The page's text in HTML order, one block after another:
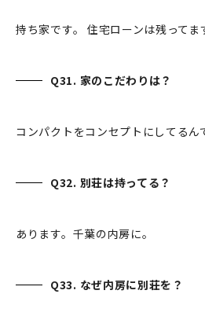
持ち家です。 住宅ローンは残ってま
Q31. 家のこだわりは？
コンパクトをコンセプトにしてるん
Q32. 別荘は持ってる？
あります。千葉の内房に。
Q33. なぜ内房に別荘を？